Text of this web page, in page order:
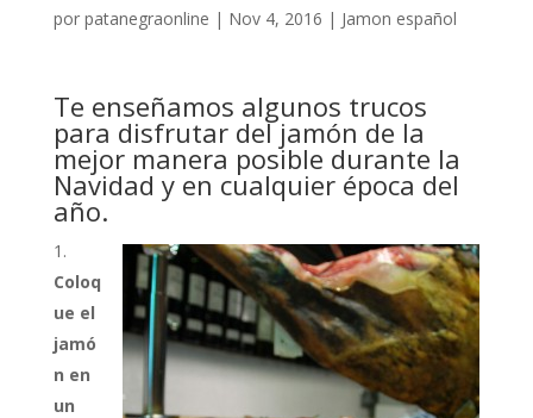
por patanegraonline | Nov 4, 2016 | Jamon español
Te enseñamos algunos trucos
para disfrutar del jamón de la
mejor manera posible durante la
Navidad y en cualquier época del
año.
Coloq
ue el
jamó
n en
un